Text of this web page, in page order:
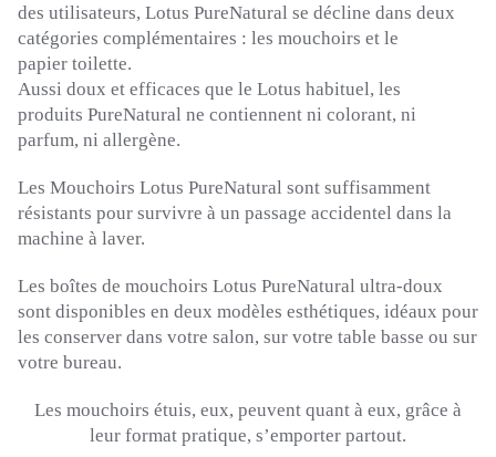
des utilisateurs, Lotus PureNatural se décline dans deux
catégories complémentaires : les mouchoirs et le
papier toilette.
Aussi doux et efficaces que le Lotus habituel, les
produits PureNatural ne contiennent ni colorant, ni
parfum, ni allergène.
Les Mouchoirs Lotus PureNatural sont suffisamment
résistants pour survivre à un passage accidentel dans la
machine à laver.
Les boîtes de mouchoirs Lotus PureNatural ultra-doux
sont disponibles en deux modèles esthétiques, idéaux pour
les conserver dans votre salon, sur votre table basse ou sur
votre bureau.
Les mouchoirs étuis, eux, peuvent quant à eux, grâce à
leur format pratique, s’emporter partout.